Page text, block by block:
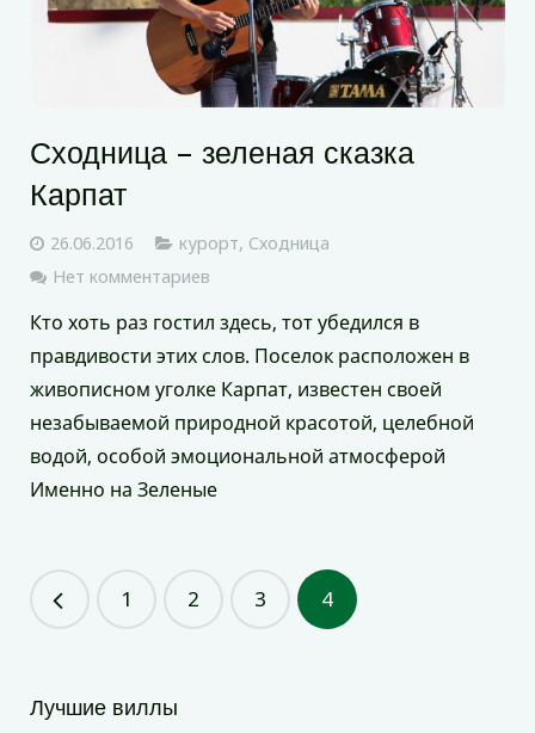
Сходница – зеленая сказка
Карпат
26.06.2016 курорт, Сходница
Нет комментариев
Кто хоть раз гостил здесь, тот убедился в
правдивости этих слов. Поселок расположен в
живописном уголке Карпат, известен своей
незабываемой природной красотой, целебной
водой, особой эмоциональной атмосферой
Именно на Зеленые
1 2 3 4
Лучшие виллы